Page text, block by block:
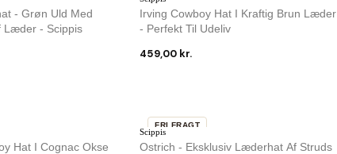
- Grøn Uld Med
Læder - Scippis
Irving Cowboy Hat I Kraftig Brun Læder
- Perfekt Til Udeliv
459,00 kr.
I Cognac Okse
Scippis
Ostrich - Eksklusiv Læderhat Af Struds
FRI FRAGT